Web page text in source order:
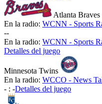
Atlanta Braves
En la radio: WCNN - Sports
--
En la radio: WCNN - Sports
Detalles del juego
Minnesota Twins
En la radio: WCCO - News
- : -Detalles del juego